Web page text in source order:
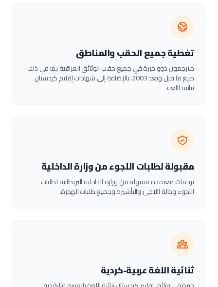
تغطية جميع الحقب والمناطق
مترجمون ذوو خبرة في جميع حقب الوثائق العراقية بما في ذلك
صيغ ما قبل وبعد 2003، بالإضافة إلى شهادات إقليم كردستان
ثنائية اللغة.
مقبولة لطلبات اللجوء من وزارة الداخلية
ترجمات معتمدة مقبولة من وزارة الداخلية البريطانية لطلبات
اللجوء وحالة اللاجئ والتأشيرة وجميع طلبات الهجرة.
ثنائية اللغة عربية-كردية